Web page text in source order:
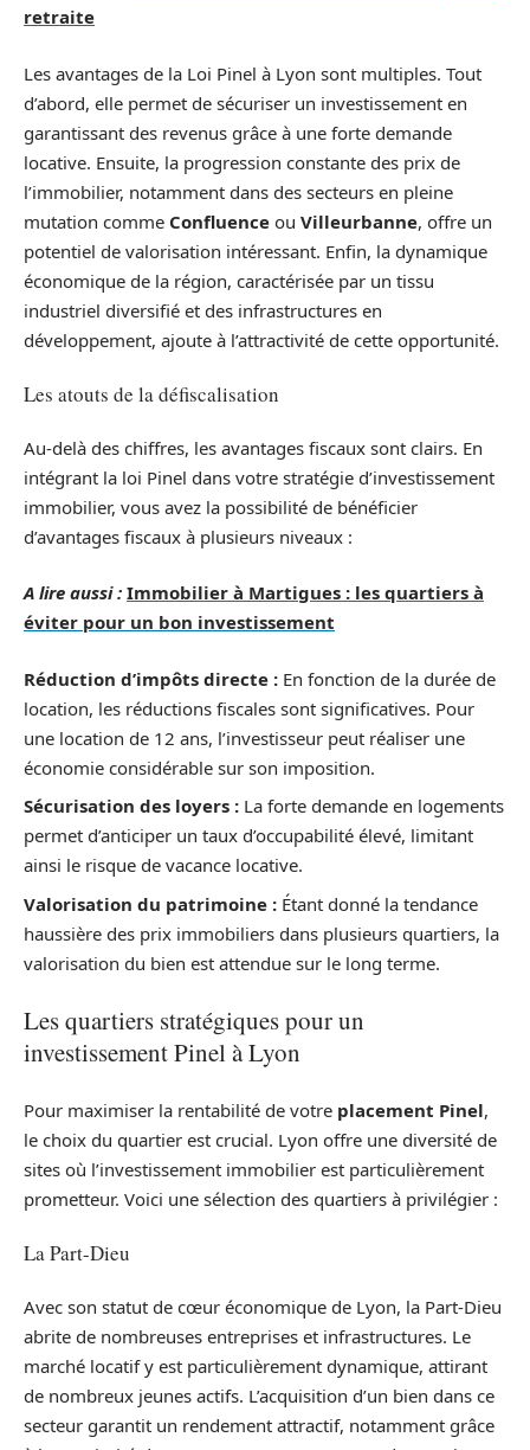
retraite
Les avantages de la Loi Pinel à Lyon sont multiples. Tout
d’abord, elle permet de sécuriser un investissement en
garantissant des revenus grâce à une forte demande
locative. Ensuite, la progression constante des prix de
l’immobilier, notamment dans des secteurs en pleine
mutation comme Confluence ou Villeurbanne, offre un
potentiel de valorisation intéressant. Enfin, la dynamique
économique de la région, caractérisée par un tissu
industriel diversifié et des infrastructures en
développement, ajoute à l’attractivité de cette opportunité.
Les atouts de la défiscalisation
Au-delà des chiffres, les avantages fiscaux sont clairs. En
intégrant la loi Pinel dans votre stratégie d’investissement
immobilier, vous avez la possibilité de bénéficier
d’avantages fiscaux à plusieurs niveaux :
A lire aussi : Immobilier à Martigues : les quartiers à
éviter pour un bon investissement
Réduction d’impôts directe : En fonction de la durée de
location, les réductions fiscales sont significatives. Pour
une location de 12 ans, l’investisseur peut réaliser une
économie considérable sur son imposition.
Sécurisation des loyers : La forte demande en logements
permet d’anticiper un taux d’occupabilité élevé, limitant
ainsi le risque de vacance locative.
Valorisation du patrimoine : Étant donné la tendance
haussière des prix immobiliers dans plusieurs quartiers, la
valorisation du bien est attendue sur le long terme.
Les quartiers stratégiques pour un
investissement Pinel à Lyon
Pour maximiser la rentabilité de votre placement Pinel,
le choix du quartier est crucial. Lyon offre une diversité de
sites où l’investissement immobilier est particulièrement
prometteur. Voici une sélection des quartiers à privilégier :
La Part-Dieu
Avec son statut de cœur économique de Lyon, la Part-Dieu
abrite de nombreuses entreprises et infrastructures. Le
marché locatif y est particulièrement dynamique, attirant
de nombreux jeunes actifs. L’acquisition d’un bien dans ce
secteur garantit un rendement attractif, notamment grâce